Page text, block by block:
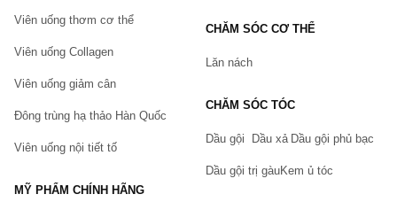
Viên uống thơm cơ thể
Viên uống Collagen
Viên uống giảm cân
Đông trùng hạ thảo Hàn Quốc
Viên uống nội tiết tố
MỸ PHẨM CHÍNH HÃNG
CHĂM SÓC CƠ THỂ
Lăn nách
CHĂM SÓC TÓC
Dầu gội Dầu xả Dầu gội phủ bạc
Dầu gội trị gàuKem ủ tóc